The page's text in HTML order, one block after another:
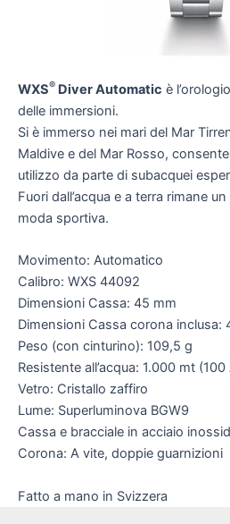
WXS® Diver Automatic è
delle immersioni.
Si è immerso nei mari del Mar
Maldive e del Mar Rosso,
utilizzo da parte di subacquei
Fuori dall’acqua e a terra rimane
moda sportiva.
Movimento: Automatico
Calibro: WXS 44092
Dimensioni Cassa: 45 mm
Dimensioni Cassa corona inclusa:
Peso (con cinturino): 109,5 g
Resistente all’acqua: 1.000 mt (100
Vetro: Cristallo zaffiro
Lume: Superluminova BGW9
Cassa e bracciale in acciaio
Corona: A vite, doppie guarnizioni
Fatto a mano in Svizzera